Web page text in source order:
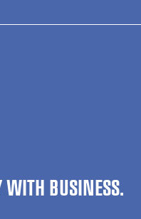
WITH BUSINESS.